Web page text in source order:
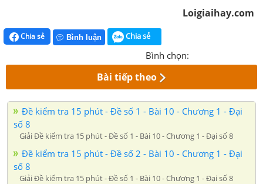
Loigiaihay.com
Chia sẻ Bình luận Chia sẻ
Bình chọn:
Bài tiếp theo
Đề kiểm tra 15 phút - Đề số 1 - Bài 10 - Chương 1 - Đại
số 8
Giải Đề kiểm tra 15 phút - Đề số 1 - Bài 10 - Chương 1 - Đại số 8
Đề kiểm tra 15 phút - Đề số 2 - Bài 10 - Chương 1 - Đại
số 8
Giải Đề kiểm tra 15 phút - Đề số 1 - Bài 10 - Chương 1 - Đại số 8